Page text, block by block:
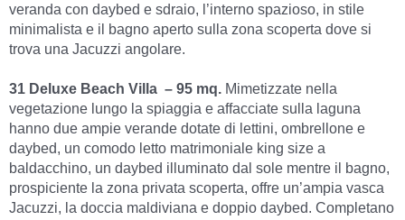
veranda con daybed e sdraio, l’interno spazioso, in stile
minimalista e il bagno aperto sulla zona scoperta dove si
trova una Jacuzzi angolare.
31 Deluxe Beach Villa – 95 mq. Mimetizzate nella
vegetazione lungo la spiaggia e affacciate sulla laguna
hanno due ampie verande dotate di lettini, ombrellone e
daybed, un comodo letto matrimoniale king size a
baldacchino, un daybed illuminato dal sole mentre il bagno,
prospiciente la zona privata scoperta, offre un’ampia vasca
Jacuzzi, la doccia maldiviana e doppio daybed. Completano